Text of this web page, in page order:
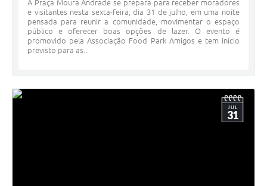
A Praça Moura Andrade se prepara para receber moradores
e visitantes nesta sexta-feira, dia 31 de julho, em uma noite
pensada para reunir a comunidade, movimentar o espaço
público e oferecer boas opções de lazer. O evento é
promovido pela Associação Food Park Amigos e tem início
previsto para as...
JUL
31